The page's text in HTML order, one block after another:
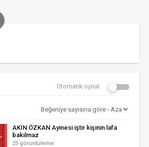
Otomatik oynat
AKIN ÖZKAN Ayinesi iştir kişinin lafa
bakılmaz
25 görüntüleme